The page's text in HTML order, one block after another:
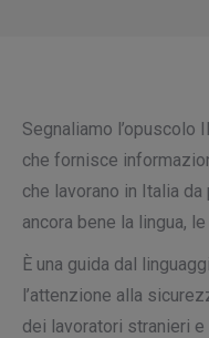
Segnaliamo l’opuscolo
che fornisce
che lavorano in Italia
ancora bene la lingua,
È una guida dal
l’attenzione alla
dei lavoratori stranieri